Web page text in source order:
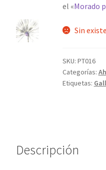
el «Morado
Sin
SKU: PT016
Categorías:
Etiquetas:
Descripción